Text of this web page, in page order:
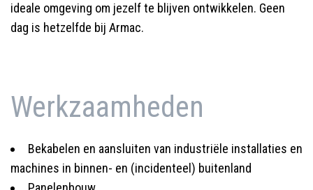
ideale omgeving om jezelf te blijven ontwikkelen. Geen
dag is hetzelfde bij Armac.
Werkzaamheden
Bekabelen en aansluiten van industriële installaties en
machines in binnen- en (incidenteel) buitenland